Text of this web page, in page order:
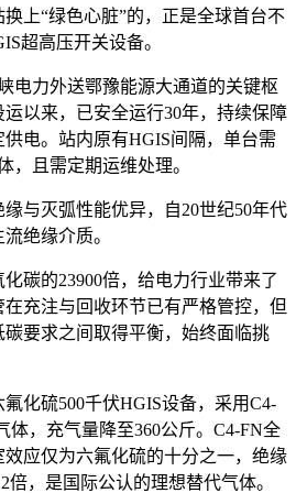
上“绿色心脏”的，正是全球首台不
超高压开关设备。
电力外送鄂豫能源大通道的关键枢
以来，已安全运行30年，持续保障
电。站内原有HGIS间隔，单台需
，且需定期运维处理。
与灭弧性能优异，自20世纪50年代
绝缘介质。
碳的23900倍，给电力行业带来了
充注与回收环节已有严格管控，但
要求之间取得平衡，始终面临挑
化硫500千伏HGIS设备，采用C4-
体，充气量降至360公斤。C4-FN全
应仅为六氟化硫的十分之一，绝缘
，是国际公认的理想替代气体。